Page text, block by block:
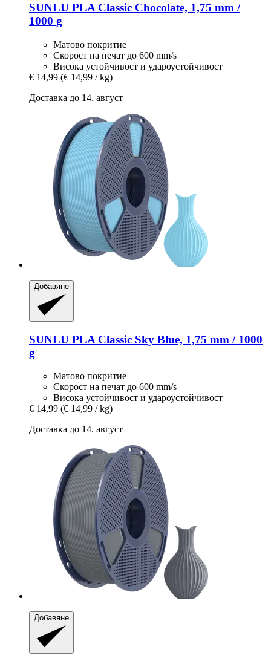
SUNLU PLA Classic Chocolate, 1,75 mm /
1000 g
Матово покритие
Скорост на печат до 600 mm/s
Висока устойчивост и удароустойчивост
€ 14,99 (€ 14,99 / kg)
Доставка до 14. август
Добавяне
SUNLU PLA Classic Sky Blue, 1,75 mm / 1000
g
Матово покритие
Скорост на печат до 600 mm/s
Висока устойчивост и удароустойчивост
€ 14,99 (€ 14,99 / kg)
Доставка до 14. август
Добавяне